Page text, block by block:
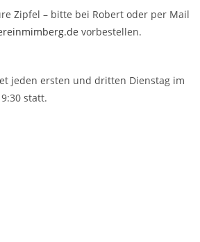
Zipfel – bitte bei Robert oder per Mail
vorbestellen.
jeden ersten und dritten Dienstag im
statt.